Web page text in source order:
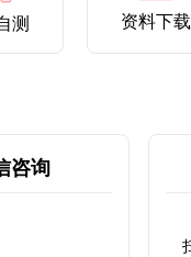
测 资料下载
咨询